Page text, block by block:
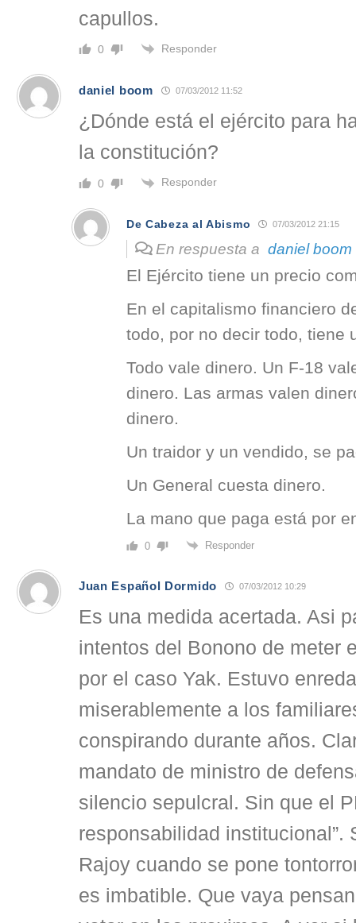
capullos.
0 Responder
daniel boom 07/03/2012 11:52
¿Dónde está el ejército para
la constitución?
0 Responder
De Cabeza al Abismo 07/03/2012 21:15
En respuesta a daniel boom
El Ejército tiene un precio
En el capitalismo financiero
todo, por no decir todo, tiene
Todo vale dinero. Un F-18
dinero. Las armas valen
dinero.
Un traidor y un vendido, se
Un General cuesta dinero.
La mano que paga está por
0 Responder
Juan Español Dormido 07/03/2012 10:29
Es una medida acertada. Asi
intentos del Bonono de meter
por el caso Yak. Estuvo
miserablemente a los
conspirando durante años.
mandato de ministro de
silencio sepulcral. Sin que el
responsabilidad institucional”.
Rajoy cuando se pone
es imbatible. Que vaya